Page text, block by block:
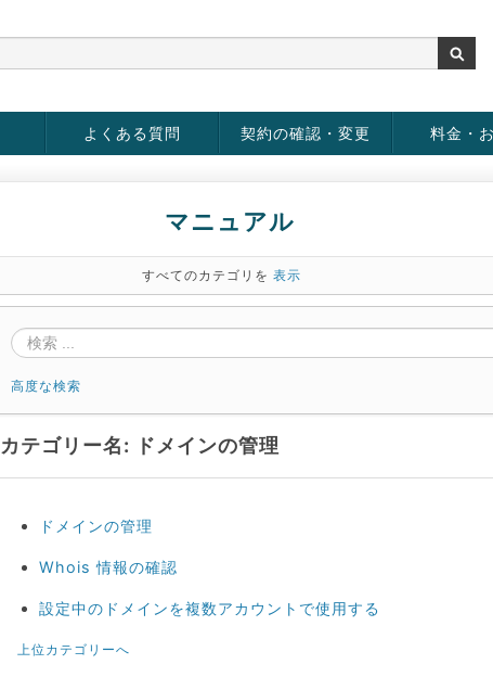
よくある質問 契約の確認・変更 料金・
マニュアル
すべてのカテゴリを 表示
高度な検索
カテゴリー名: ドメインの管理
ドメインの管理
Whois 情報の確認
設定中のドメインを複数アカウントで使用する
上位カテゴリーへ